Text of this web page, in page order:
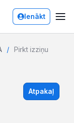
Ienākt
Pirkt izziņu
Atpakaļ